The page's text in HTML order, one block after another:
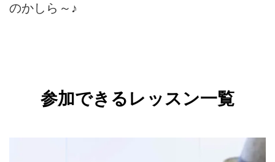
のかしら～♪
参加できるレッスン一覧